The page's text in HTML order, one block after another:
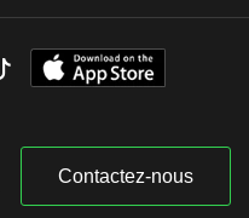
Contactez-nous